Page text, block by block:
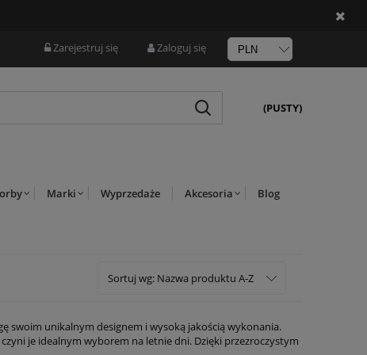
Zarejestruj się Zaloguj się
(PUSTY)
Marki Wyprzedaże Akcesoria Blog
Sortuj wg: Nazwa produktu A-Z
swoim unikalnym designem i wysoką jakością wykonania.
je idealnym wyborem na letnie dni. Dzięki przezroczystym